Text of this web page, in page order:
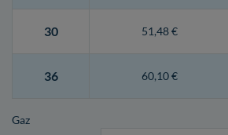
30 51,48 €
36 60,10 €
Gaz